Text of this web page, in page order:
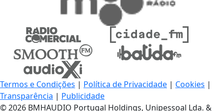
Termos e Condições | Política de Privacidade | Cookies |
Transparência | Publicidade
© 2026 BMHAUDIO Portugal Holdings, Unipessoal Lda. &